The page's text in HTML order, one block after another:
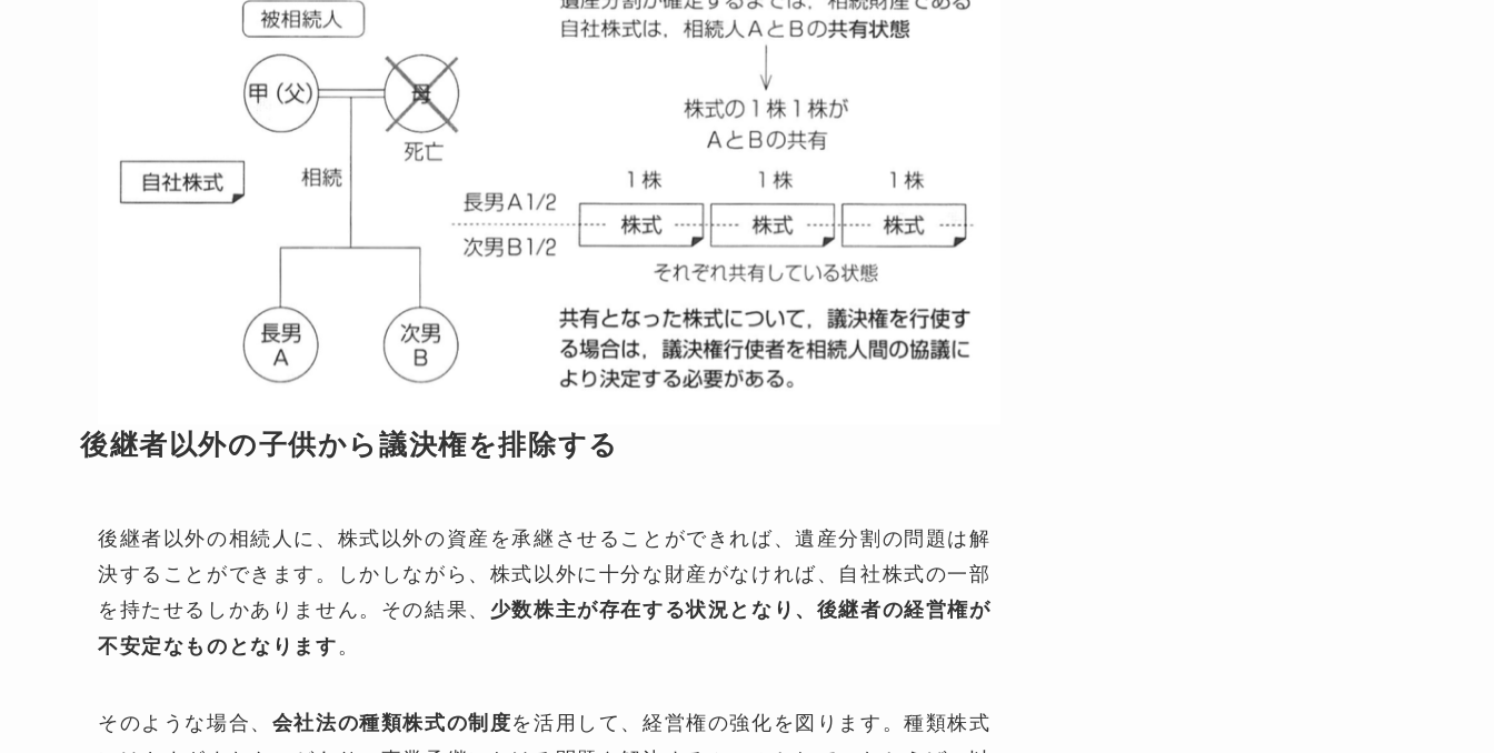
後継者以外の子供から議決権を排除する
後継者以外の相続人に、株式以外の資産を承継させることができれば、遺産分割の問題は解
決することができます。しかしながら、株式以外に十分な財産がなければ、自社株式の一部
を持たせるしかありません。その結果、 少数株主が存在する状況となり、後継者の経営権が
不安定なものとなります。
そのような場合、 会社法の種類株式の制度を活用して、経営権の強化を図ります。種類株式